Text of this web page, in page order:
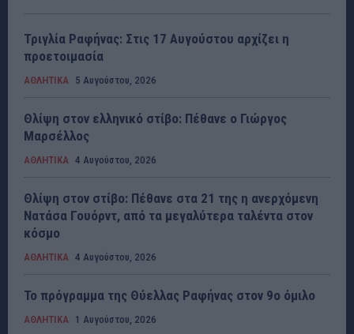
Τριγλία Ραφήνας: Στις 17 Αυγούστου αρχίζει η
προετοιμασία
ΑΘΛΗΤΙΚΑ 5 Αυγούστου, 2026
Θλίψη στον ελληνικό στίβο: Πέθανε ο Γιώργος
Μαρσέλλος
ΑΘΛΗΤΙΚΑ 4 Αυγούστου, 2026
Θλίψη στον στίβο: Πέθανε στα 21 της η ανερχόμενη
Νατάσα Γουόρντ, από τα μεγαλύτερα ταλέντα στον
κόσμο
ΑΘΛΗΤΙΚΑ 4 Αυγούστου, 2026
Το πρόγραμμα της Θύελλας Ραφήνας στον 9ο όμιλο
ΑΘΛΗΤΙΚΑ 1 Αυγούστου, 2026